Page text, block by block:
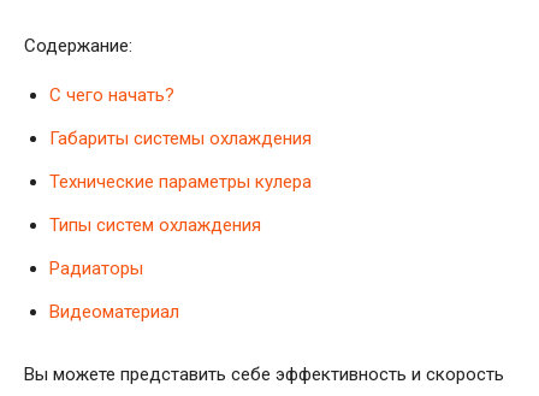
Содержание:
С чего начать?
Габариты системы охлаждения
Технические параметры кулера
Типы систем охлаждения
Радиаторы
Видеоматериал
Вы можете представить себе эффективность и скорость